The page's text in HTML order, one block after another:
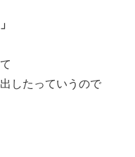
したっていうので